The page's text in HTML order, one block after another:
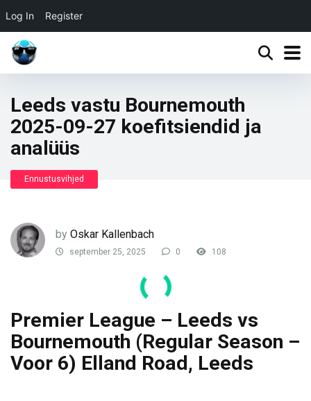
Log In Register
Leeds vastu Bournemouth
2025-09-27 koefitsiendid ja
analüüs
Ennustusvihjed
by Oskar Kallenbach
september 25, 2025 0 108
Premier League – Leeds vs
Bournemouth (Regular Season –
Voor 6) Elland Road, Leeds